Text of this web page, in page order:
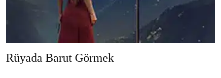
Rüyada Barut Görmek